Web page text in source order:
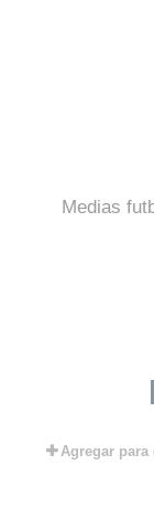
Medias
Agregar para